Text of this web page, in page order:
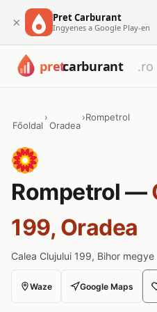
× Pret Carburant
Ingyenes a Google Play-en
Főoldal
›
Oradea
›Rompetrol
Rompetrol —
199, Oradea
Calea Clujului 199, Bihor megye
Waze Google Maps